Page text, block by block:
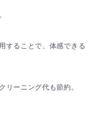
することで、体感できる
リーニング代も節約。